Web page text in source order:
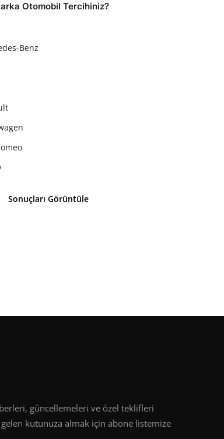
Otomobil Tercihiniz?
Benz
Sonuçları Görüntüle
güncellemeleri ve özel teklifleri
kutunuza almak için abone listemize